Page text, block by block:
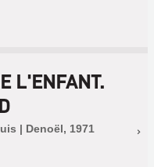
L'ENFANT.
| Denoël, 1971